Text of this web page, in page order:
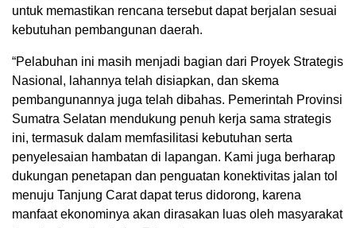
untuk memastikan rencana tersebut dapat berjalan sesuai
kebutuhan pembangunan daerah.
“Pelabuhan ini masih menjadi bagian dari Proyek Strategis
Nasional, lahannya telah disiapkan, dan skema
pembangunannya juga telah dibahas. Pemerintah Provinsi
Sumatra Selatan mendukung penuh kerja sama strategis
ini, termasuk dalam memfasilitasi kebutuhan serta
penyelesaian hambatan di lapangan. Kami juga berharap
dukungan penetapan dan penguatan konektivitas jalan tol
menuju Tanjung Carat dapat terus didorong, karena
manfaat ekonominya akan dirasakan luas oleh masyarakat